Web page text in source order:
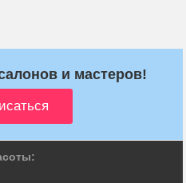
и мастеров!